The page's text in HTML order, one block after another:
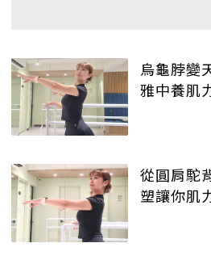
烏龜脖變
雅中養肌
從圓肩駝
塑讓你肌